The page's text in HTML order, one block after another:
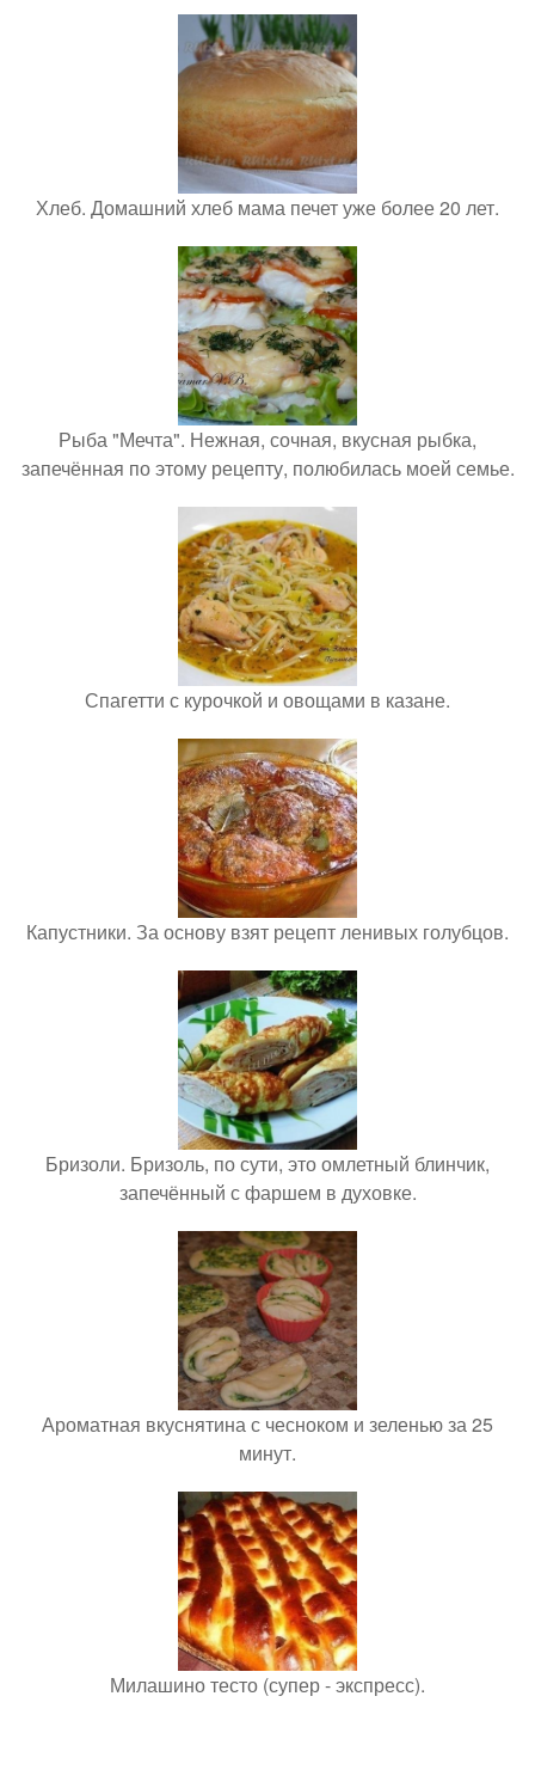
Хлеб. Домашний хлеб мама печет уже более 20 лет.
Рыба "Мечта". Нежная, сочная, вкусная рыбка,
запечённая по этому рецепту, полюбилась моей семье.
Спагетти с курочкой и овощами в казане.
Капустники. За основу взят рецепт ленивых голубцов.
Бризоли. Бризоль, по сути, это омлетный блинчик,
запечённый с фаршем в духовке.
Ароматная вкуснятина с чесноком и зеленью за 25
минут.
Милашино тесто (супер - экспресс).